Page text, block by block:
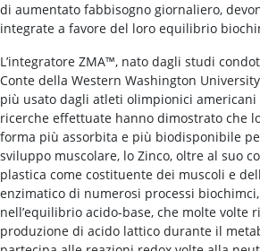
di aumentato fabbisogno giornaliero,
integrate a favore del loro equilibrio
L’integratore ZMA™, nato dagli studi
Conte della Western Washington
più usato dagli atleti olimpionici
ricerche effettuate hanno dimostrato che
forma più assorbita e più biodisponibile
sviluppo muscolare, lo Zinco, oltre al suo
plastica come costituente dei muscoli e
enzimatico di numerosi processi
nell’equilibrio acido-base, che molte volte
produzione di acido lattico durante il